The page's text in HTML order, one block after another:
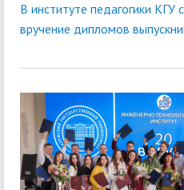
В институте педагогики КГУ
вручение дипломов